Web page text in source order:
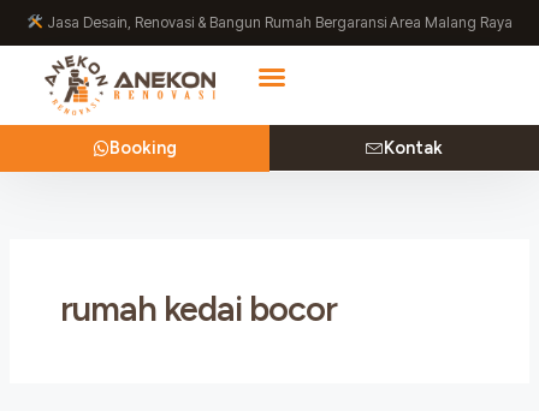
Lewati
Jasa Desain, Renovasi & Bangun Rumah Bergaransi Area Malang Raya
Booking Kontak
rumah kedai bocor